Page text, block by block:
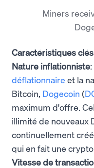
Miners
Caractéristiques
Nature inflationniste
déflationnaire et la
Bitcoin, Dogecoin (
maximum d'offre.
illimité de nouveaux
continuellement
qui en fait une
Vitesse de